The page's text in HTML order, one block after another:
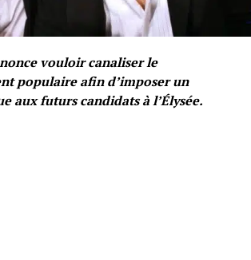
vouloir canaliser le
populaire afin d’imposer un
aux futurs candidats à l’Élysée.